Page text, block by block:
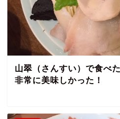
山翠（さんすい）で食べ
非常に美味しかった！